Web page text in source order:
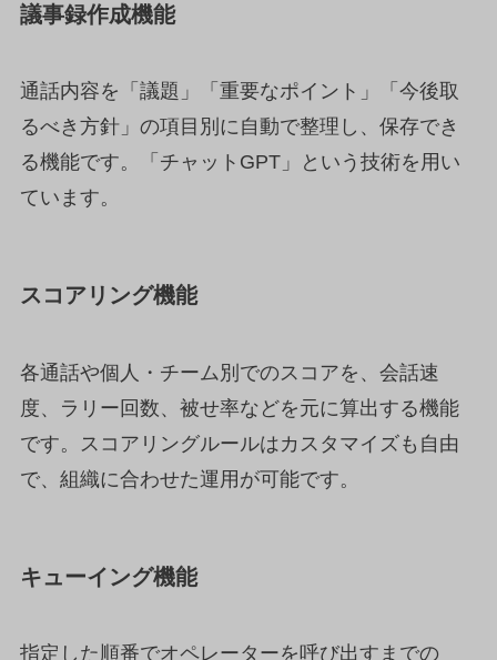
議事録作成機能
通話内容を「議題」「重要なポイント」「今後取
るべき方針」の項目別に自動で整理し、保存でき
る機能です。「チャットGPT」という技術を用い
ています。
スコアリング機能
各通話や個人・チーム別でのスコアを、会話速
度、ラリー回数、被せ率などを元に算出する機能
です。スコアリングルールはカスタマイズも自由
で、組織に合わせた運用が可能です。
キューイング機能
指定した順番でオペレーターを呼び出すまでの